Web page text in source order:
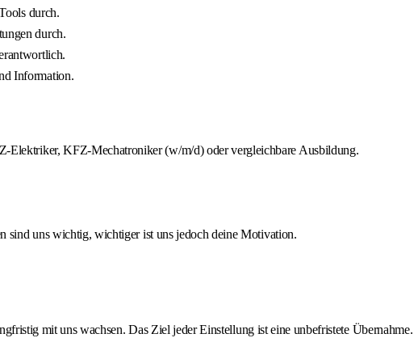
durch.
durch.
Information.
Elektriker, KFZ-Mechatroniker (w/m/d) oder vergleichbare Ausbildung.
sind uns wichtig, wichtiger ist uns jedoch deine Motivation.
mit uns wachsen. Das Ziel jeder Einstellung ist eine unbefristete Übernahme.